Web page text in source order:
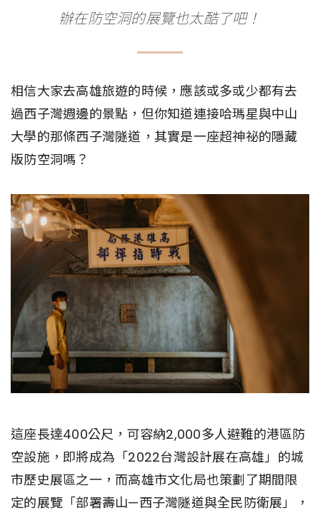
辦在防空洞的展覽也太酷了吧！
相信大家去高雄旅遊的時候，應該或多或少都有去
過西子灣週邊的景點，但你知道連接哈瑪星與中山
大學的那條西子灣隧道，其實是一座超神祕的隱藏
版防空洞嗎？
這座長達400公尺，可容納2,000多人避難的港區防
空設施，即將成為「2022台灣設計展在高雄」的城
市歷史展區之一，而高雄市文化局也策劃了期間限
定的展覽「部署壽山—西子灣隧道與全民防衛展」，